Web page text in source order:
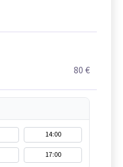
80 €
14:00
17:00